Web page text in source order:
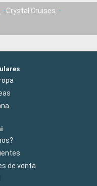
Crystal Cruises
de venta